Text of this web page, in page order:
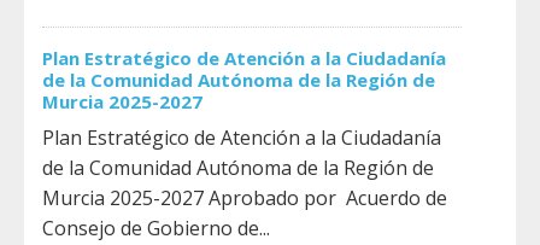
Plan Estratégico de Atención a la Ciudadanía
de la Comunidad Autónoma de la Región de
Murcia 2025-2027
Plan Estratégico de Atención a la Ciudadanía
de la Comunidad Autónoma de la Región de
Murcia 2025-2027 Aprobado por Acuerdo de
Consejo de Gobierno de...